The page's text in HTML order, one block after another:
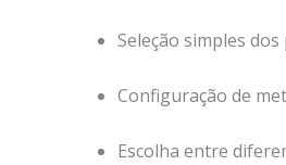
Seleção simples
Configuração de
Escolha entre